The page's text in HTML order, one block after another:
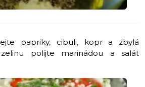
papriky, cibuli, kopr a zbylá
zelinu polijte marinádou a salát